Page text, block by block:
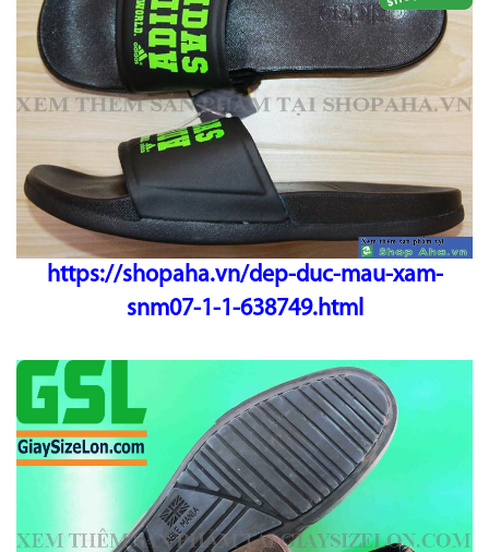
https://shopaha.vn/dep-duc-mau-xam-
snm07-1-1-638749.html